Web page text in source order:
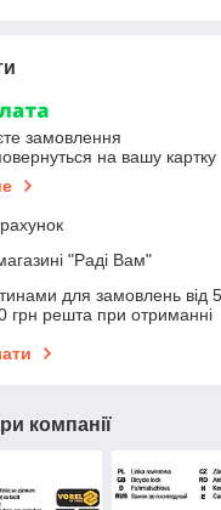
замовлення
на вашу картку
"Раді Вам"
для замовлень від
грн решта при отриманні
компанії